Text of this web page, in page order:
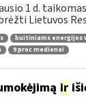
1 d.
Lietuvos
buitiniams energijos
9 proc medienai
ir